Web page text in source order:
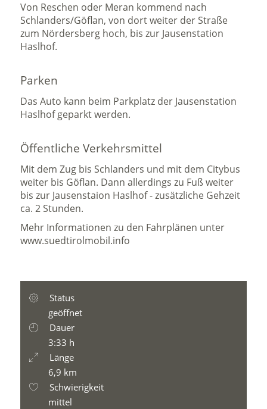
Von Reschen oder Meran kommend nach
Schlanders/Göflan, von dort weiter der Straße
zum Nördersberg hoch, bis zur Jausenstation
Haslhof.
Parken
Das Auto kann beim Parkplatz der Jausenstation
Haslhof geparkt werden.
Öffentliche Verkehrsmittel
Mit dem Zug bis Schlanders und mit dem Citybus
weiter bis Göflan. Dann allerdings zu Fuß weiter
bis zur Jausenstaion Haslhof - zusätzliche Gehzeit
ca. 2 Stunden.
Mehr Informationen zu den Fahrplänen unter
www.suedtirolmobil.info
Status
geöffnet
Dauer
3:33 h
Länge
6,9 km
Schwierigkeit
mittel